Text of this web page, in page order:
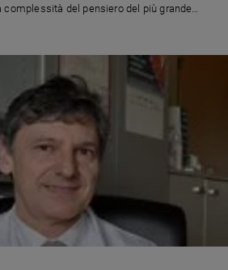
complessità del pensiero del più grande